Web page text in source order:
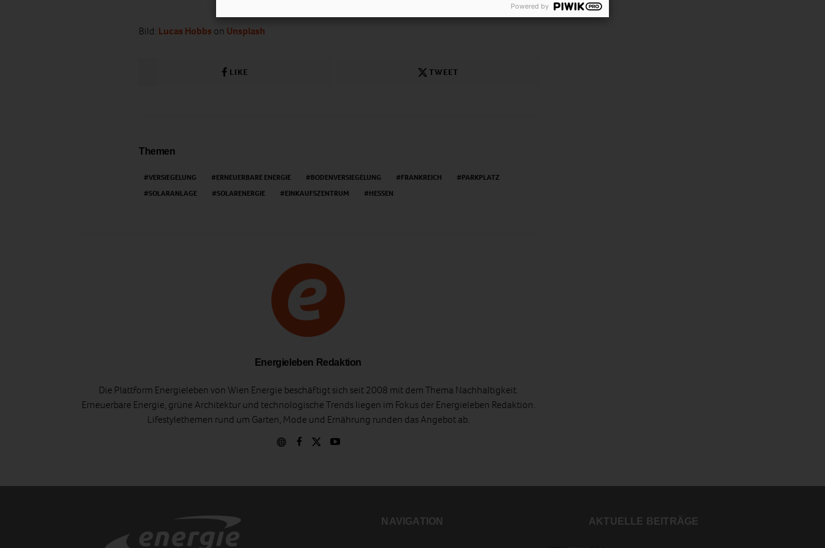
Bild: Lucas Hobbs on Unsplash
LIKE TWEET
Themen
VERSIEGELUNG ERNEUERBARE ENERGIE BODENVERSIEGELUNG FRANKREICH
PARKPLATZ
SOLARANLAGE
SOLARENERGIE EINKAUFSZENTRUM HESSEN
Energieleben Redaktion
Die Plattform Energieleben von Wien Energie beschäftigt sich seit 2008 mit dem Thema Nachhaltigkeit.
Erneuerbare Energie, grüne Architektur und technologische Trends liegen im Fokus der Energieleben Redaktion.
Lifestylethemen rund um Garten, Mode und Ernährung runden das Angebot ab.
NAVIGATION AKTUELLE BEITRÄGE
Powered by